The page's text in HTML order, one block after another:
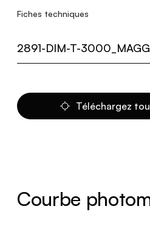
Fiches techniques
2891-DIM-T-
Téléchargez
Courbe